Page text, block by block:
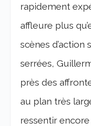
rapidement
affleure plus
scènes
serrées,
près des
au plan très
ressentir